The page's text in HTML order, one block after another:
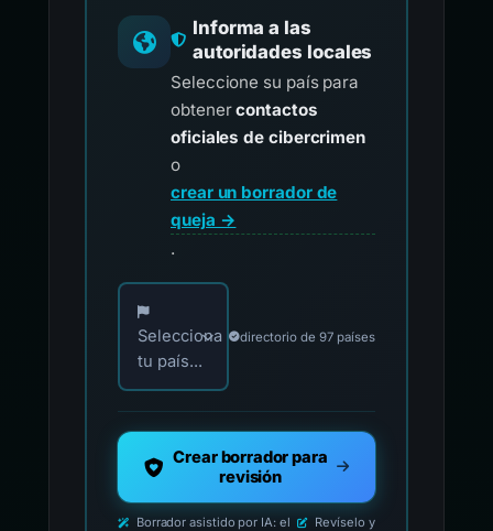
Informa a las
autoridades locales
Seleccione su país para
obtenercontactos
oficiales de cibercrimen
o
crear un borrador de
queja →
.
Elija su país para los contactos oficiales de
Selecciona
tu país...
directorio de 97 países
Crear borrador para
revisión
Borrador asistido por IA: el
Revíselo y